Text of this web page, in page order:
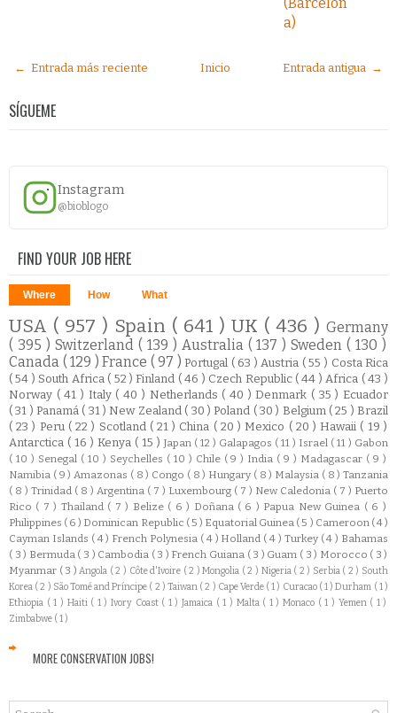
a)
← Entrada más reciente Entrada antigua →
Inicio
SÍGUEME
Instagram
@bioblogo
FIND YOUR JOB HERE
Where How What
USA ( 957 ) Spain ( 641 )UK ( 436 )Germany
( 395 ) Switzerland ( 139 ) Australia ( 137 )Sweden( 130 )
Canada ( 129 )France ( 97 )Portugal ( 63 ) Austria ( 55 ) Costa Rica
( 54 ) South Africa ( 52 )Finland ( 46 ) Czech Republic ( 44 ) Africa ( 43 )
Norway ( 41 ) Italy ( 40 ) Netherlands ( 40 )Denmark ( 35 ) Ecuador
( 31 )Panamá ( 31 ) New Zealand ( 30 )Poland ( 30 ) Belgium ( 25 )Brazil
( 23 ) Peru ( 22 ) Scotland ( 21 ) China ( 20 ) Mexico ( 20 )Hawaii ( 19 )
Antarctica ( 16 ) Kenya ( 15 ) Japan ( 12 ) Galapagos ( 11 ) Israel ( 11 ) Gabon
( 10 ) Senegal ( 10 ) Seychelles ( 10 ) Chile ( 9 ) India ( 9 ) Madagascar ( 9 )
Namibia ( 9 ) Amazonas ( 8 ) Congo ( 8 ) Hungary ( 8 ) Malaysia ( 8 ) Tanzania
( 8 ) Trinidad ( 8 ) Argentina ( 7 ) Luxembourg ( 7 ) New Caledonia ( 7 ) Puerto
Rico ( 7 ) Thailand ( 7 ) Belize ( 6 ) Doñana ( 6 ) Papua New Guinea ( 6 )
Philippines ( 6 ) Dominican Republic ( 5 ) Equatorial Guinea ( 5 ) Cameroon ( 4 )
Cayman Islands ( 4 ) French Polynesia ( 4 ) Holland ( 4 ) Turkey ( 4 ) Bahamas
( 3 ) Bermuda ( 3 ) Cambodia ( 3 ) French Guiana ( 3 ) Guam ( 3 ) Morocco ( 3 )
Myanmar ( 3 )Angola ( 2 ) Côte d'Ivoire ( 2 )Mongolia ( 2 ) Nigeria ( 2 ) Serbia ( 2 ) South
Korea ( 2 ) São Tomé and Príncipe ( 2 ) Taiwan ( 2 ) Cape Verde ( 1 ) Curacao ( 1 )Durham ( 1 )
Ethiopia ( 1 ) Haiti ( 1 ) Ivory Coast ( 1 )Jamaica ( 1 ) Malta ( 1 )Monaco ( 1 ) Yemen ( 1 )
Zimbabwe ( 1 )
MORE CONSERVATION JOBS!